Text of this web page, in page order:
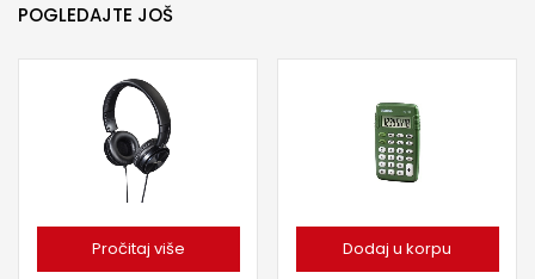
POGLEDAJTE JOŠ
Pročitaj više Dodaj u korpu